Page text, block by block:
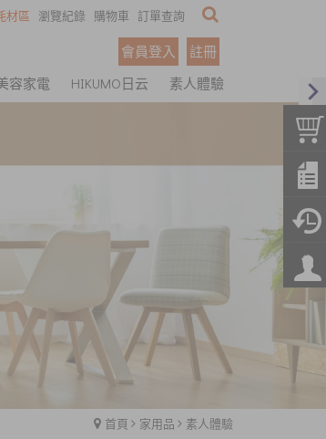
材區 瀏覽紀錄 購物車 訂單查詢
會員登入
註冊
容家電 HIKUMO日云 素人體驗
首頁 家用品 素人體驗